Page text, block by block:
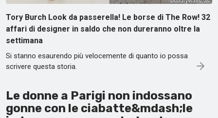
Tory Burch Look da passerella! Le borse di The Row! 32
affari di designer in saldo che non dureranno oltre la
settimana
Si stanno esaurendo più velocemente di quanto io possa
scrivere questa storia.
Le donne a Parigi non indossano
gonne con le ciabatte&mdash;le